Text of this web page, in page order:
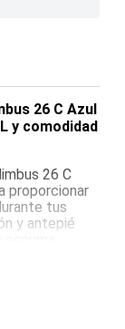
26 C Azul
y comodidad
26 C
proporcionar
tus
y antepié
con